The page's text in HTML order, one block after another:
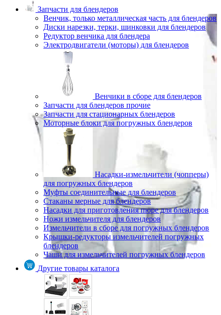
Запчасти для блендеров
Венчик, только металлическая часть для блендеров
Диски нарезки, терки, шинковки для блендеров
Редуктор венчика для блендера
Электродвигатели (моторы) для блендеров
Венчики в сборе для блендеров
Запчасти для блендеров прочие
Запчасти для стационарных блендеров
Моторные блоки для погружных блендеров
Насадки-измельчители (чопперы)
для погружных блендеров
Муфты соединительные для блендеров
Стаканы мерные для блендеров
Насадки для приготовления пюре для блендеров
Ножи измельчителя для блендеров
Измельчители в сборе для погружных блендеров
Крышки-редукторы измельчителей погружных
блендеров
Чаши для измельчителей погружных блендеров
Другие товары каталога